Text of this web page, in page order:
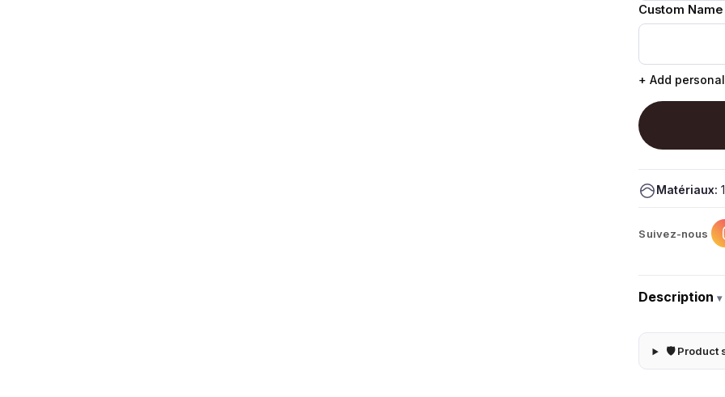
Custom
+ Add
Matériaux:
Suivez-nous
Description▾
🛡 Product